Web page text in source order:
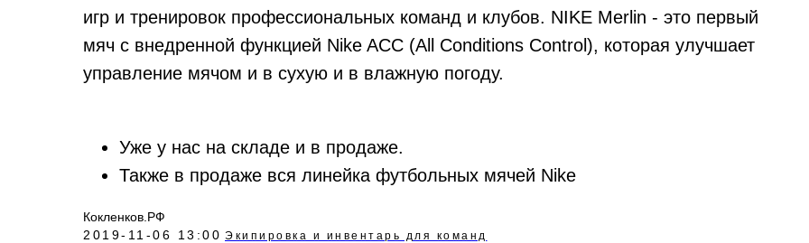
игр и тренировок профессиональных команд и клубов. NIKE Merlin - это первый
мяч с внедренной функцией Nike ACC (All Conditions Control), которая улучшает
управление мячом и в сухую и в влажную погоду.
Уже у нас на складе и в продаже.
Также в продаже вся линейка футбольных мячей Nike
Кокленков.РФ
2019-11-06 13:00 Экипировка и инвентарь для команд